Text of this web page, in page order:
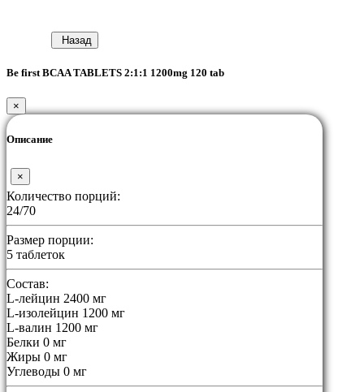
Назад
Be first BCAA TABLETS 2:1:1 1200mg 120 tab
×
Описание
×
Количество порций:
24/70
Размер порции:
5 таблеток
Состав:
L-лейцин 2400 мг
L-изолейцин 1200 мг
L-валин 1200 мг
Белки 0 мг
Жиры 0 мг
Углеводы 0 мг